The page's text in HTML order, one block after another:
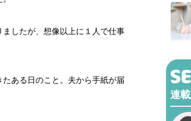
したが、想像以上に１人で仕事
ある日のこと。夫から手紙が届
連載